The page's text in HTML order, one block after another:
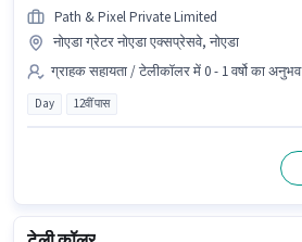
Path & Pixel Private Limited
नोएडा ग्रेटर नोएडा एक्सप्रेसवे, नोएडा
ग्राहक सहायता / टेलीकॉलर में 0 - 1 वर्षो का अनुभव
Day 12वीं पास